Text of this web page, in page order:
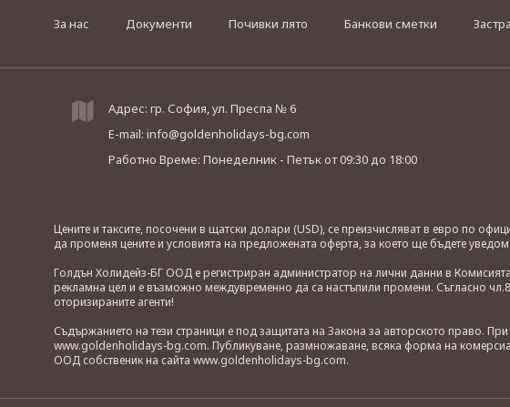
За нас Документи Почивки лято Банкови сметки
Адрес: гр. София, ул. Преспа № 6
E-mail: info@goldenholidays-bg.com
Работно Време: Понеделник - Петъкот 09:30 до 18:00
Цените и таксите, посочени в щатски долари (USD), се преизчисляват в евро по
да променя цените и условията на предложената оферта, за което ще бъдете
Голдън Холидейз-БГ ООД е регистриран администратор на лични данни в
рекламна цел и е възможно междувременно да са настъпили промени. Съгласно
оторизираните агенти!
Съдържанието на тези страници е под защитата на Закона за авторското право.
www.goldenholidays-bg.com. Публикуване, размножаване, всяка форма на
ООД собственик на сайта www.goldenholidays-bg.com.